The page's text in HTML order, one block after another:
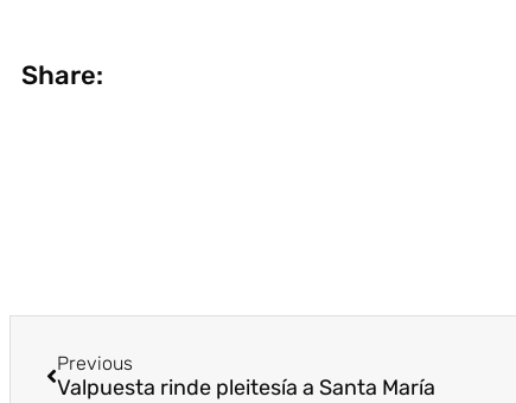
Share:
Previous
Valpuesta rinde pleitesía a Santa María